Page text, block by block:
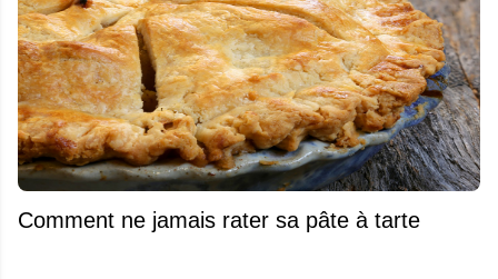
Comment ne jamais rater sa pâte à tarte